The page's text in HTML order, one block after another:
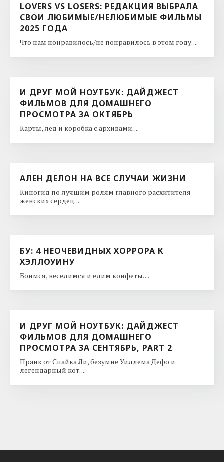
LOVERS VS LOSERS: РЕДАКЦИЯ ВЫБРАЛА
СВОИ ЛЮБИМЫЕ/НЕЛЮБИМЫЕ ФИЛЬМЫ
2025 ГОДА
Что нам понравилось/не понравилось в этом году. ...
И ДРУГ МОЙ НОУТБУК: ДАЙДЖЕСТ
ФИЛЬМОВ ДЛЯ ДОМАШНЕГО
ПРОСМОТРА ЗА ОКТЯБРЬ
Карты, лед и коробка с архивами. ...
АЛЕН ДЕЛОН НА ВСЕ СЛУЧАИ ЖИЗНИ
Киногид по лучшим ролям главного расхитителя
женских сердец. ...
БУ: 4 НЕОЧЕВИДНЫХ ХОРРОРА К
ХЭЛЛОУИНУ
Боимся, веселимся и едим конфеты. ...
И ДРУГ МОЙ НОУТБУК: ДАЙДЖЕСТ
ФИЛЬМОВ ДЛЯ ДОМАШНЕГО
ПРОСМОТРА ЗА СЕНТЯБРЬ, PART 2
Пранк от Спайка Ли, безумие Уиллема Дефо и
легендарный кот. ...